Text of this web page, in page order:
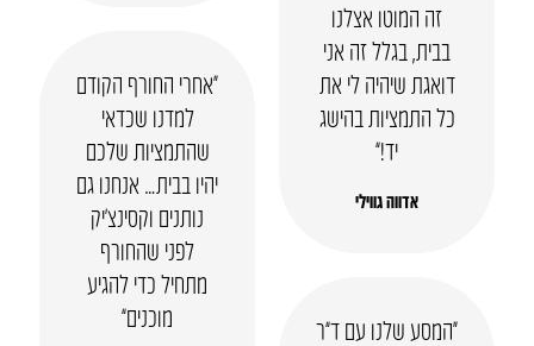
זה המוטו אצלנו
בבית, בגלל זה אני
דואגת שיהיה לי את
כל התמציות בהישג
יד!”
אדווה גווילי
“אחרי החורף הקודם
למדנו שכדאי
שהתמציות שלכם
יהיו בבית… אנחנו גם
נותנים וקסינצ’יק
לפני שהחורף
מתחיל כדי להגיע
מוכנים”
“המסע שלנו עם ד”ר